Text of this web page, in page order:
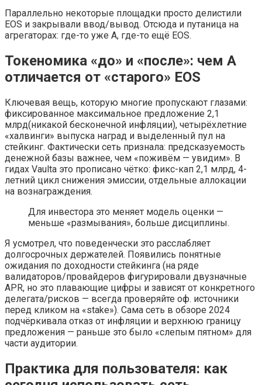
Параллельно некоторые площадки просто делистили
EOS и закрывали ввод/вывод. Отсюда и путаница на
агрегаторах: где-то уже A, где-то ещё EOS.
Токеномика «до» и «после»: чем A
отличается от «старого» EOS
Ключевая вещь, которую многие пропускают глазами:
фиксированное максимальное предложение 2,1
млрд(никакой бесконечной инфляции), четырёхлетние
«халвинги» выпуска наград и выделенный пул на
стейкинг. Фактически сеть признала: предсказуемость
денежной базы важнее, чем «поживём — увидим». В
гидах Vaulta это прописано чётко: фикс-кап 2,1 млрд, 4-
летний цикл снижения эмиссии, отдельные аллокации
на вознаграждения.
Для инвестора это меняет модель оценки —
меньше «размывания», больше дисциплины.
Я усмотрел, что поведенчески это расслабляет
долгосрочных держателей. Появились понятные
ожидания по доходности стейкинга (на ряде
валидаторов/провайдеров фигурировали двузначные
APR, но это плавающие цифры и зависят от конкретного
делегата/рисков — всегда проверяйте оф. источники
перед кликом на «stake»). Сама сеть в обзоре 2024
подчёркивала отказ от инфляции и верхнюю границу
предложения — раньше это было «слепым пятном» для
части аудитории.
Практика для пользователя: как